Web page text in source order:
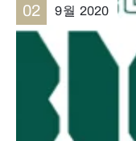
02 9월 2020